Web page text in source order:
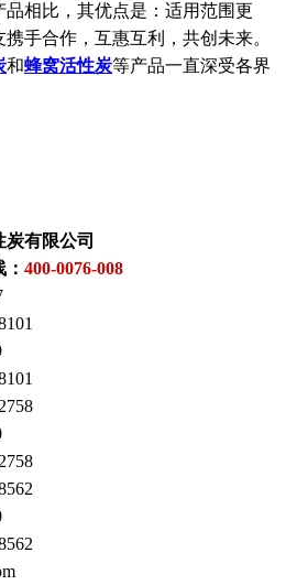
相比，其优点是：适用范围更
手合作，互惠互利，共创未来。
和蜂窝活性炭等产品一直深受各界
有限公司
400-0076-008